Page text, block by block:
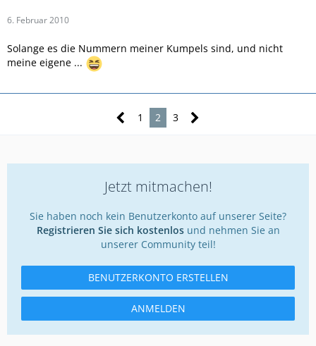
6. Februar 2010
Solange es die Nummern meiner Kumpels sind, und nicht
meine eigene ...
1 2 3
Jetzt mitmachen!
Sie haben noch kein Benutzerkonto auf unserer Seite?
Registrieren Sie sich kostenlosund nehmen Sie an
unserer Community teil!
BENUTZERKONTO ERSTELLEN
ANMELDEN